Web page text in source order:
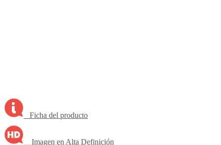
Ficha del producto
Imagen en Alta Definición